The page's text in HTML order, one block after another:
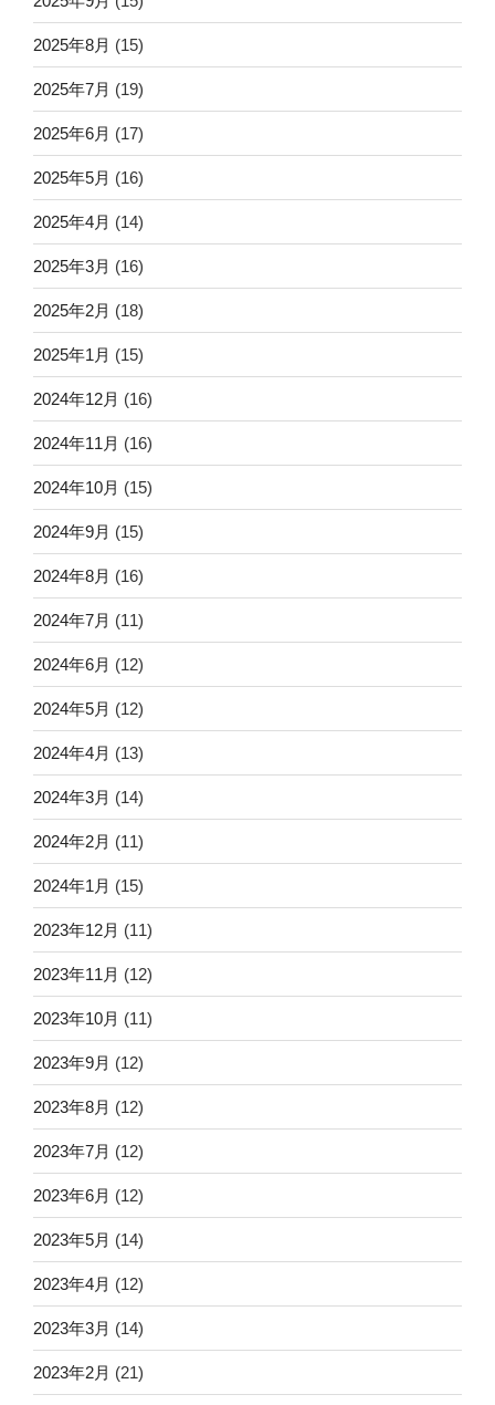
2025年8月 (15)
2025年7月 (19)
2025年6月 (17)
2025年5月 (16)
2025年4月 (14)
2025年3月 (16)
2025年2月 (18)
2025年1月 (15)
2024年12月 (16)
2024年11月 (16)
2024年10月 (15)
2024年9月 (15)
2024年8月 (16)
2024年7月 (11)
2024年6月 (12)
2024年5月 (12)
2024年4月 (13)
2024年3月 (14)
2024年2月 (11)
2024年1月 (15)
2023年12月 (11)
2023年11月 (12)
2023年10月 (11)
2023年9月 (12)
2023年8月 (12)
2023年7月 (12)
2023年6月 (12)
2023年5月 (14)
2023年4月 (12)
2023年3月 (14)
2023年2月 (21)